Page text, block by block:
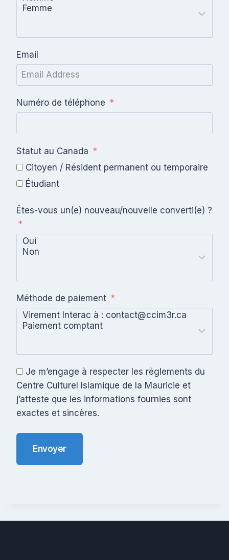
Email
Numéro de téléphone
Statut au Canada
Citoyen / Résident permanent ou temporaire
Étudiant
Êtes-vous un(e) nouveau/nouvelle converti(e) ?
Méthode de paiement
Je m’engage à respecter les règlements du
Centre Culturel Islamique de la Mauricie et
j’atteste que les informations fournies sont
exactes et sincères.
Envoyer